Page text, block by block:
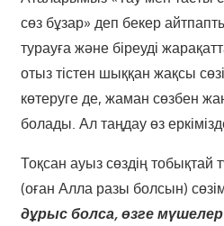
сөз бұзар» деп бекер
турауға және біреуді
отыз тістен шыққан жақсы
көтеруге де, жаман сөзбен
болады. Ал таңдау өз
Тоқсан ауыз сөздің тобықтай
(оған Алла разы болсын)
дұрыс болса, өзге